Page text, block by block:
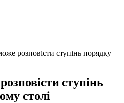
розповісти ступінь порядку
ступінь
столі